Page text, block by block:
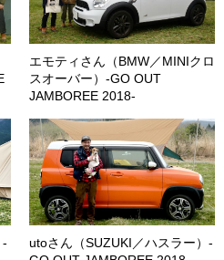
エモティさん（BMW／MINIクロ
スオーバー）-GO OUT
JAMBOREE 2018-
-
utoさん（SUZUKI／ハスラー）-